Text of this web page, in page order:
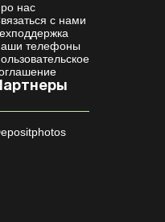
нас
с нами
телефоны
Партнеры